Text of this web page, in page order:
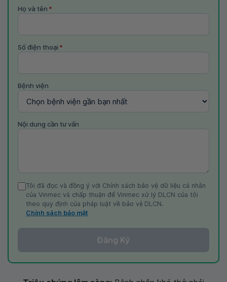
Họ và tên *
Số điện thoại *
Bệnh viện
Nội dung cần tư vấn
Tôi đã đọc và đồng ý với Chính sách bảo vệ dữ liệu cá nhân
của Vinmec và chấp thuận để Vinmec xử lý DLCN của tôi
theo quy định của pháp luật về bảo vệ DLCN.
Chính sách bảo mật
Đăng Ký